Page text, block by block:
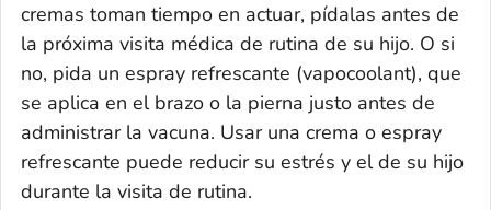
cremas toman tiempo en actuar, pídalas antes de
la próxima visita médica de rutina de su hijo. O si
no, pida un espray refrescante (vapocoolant), que
se aplica en el brazo o la pierna justo antes de
administrar la vacuna. Usar una crema o espray
refrescante puede reducir su estrés y el de su hijo
durante la visita de rutina.